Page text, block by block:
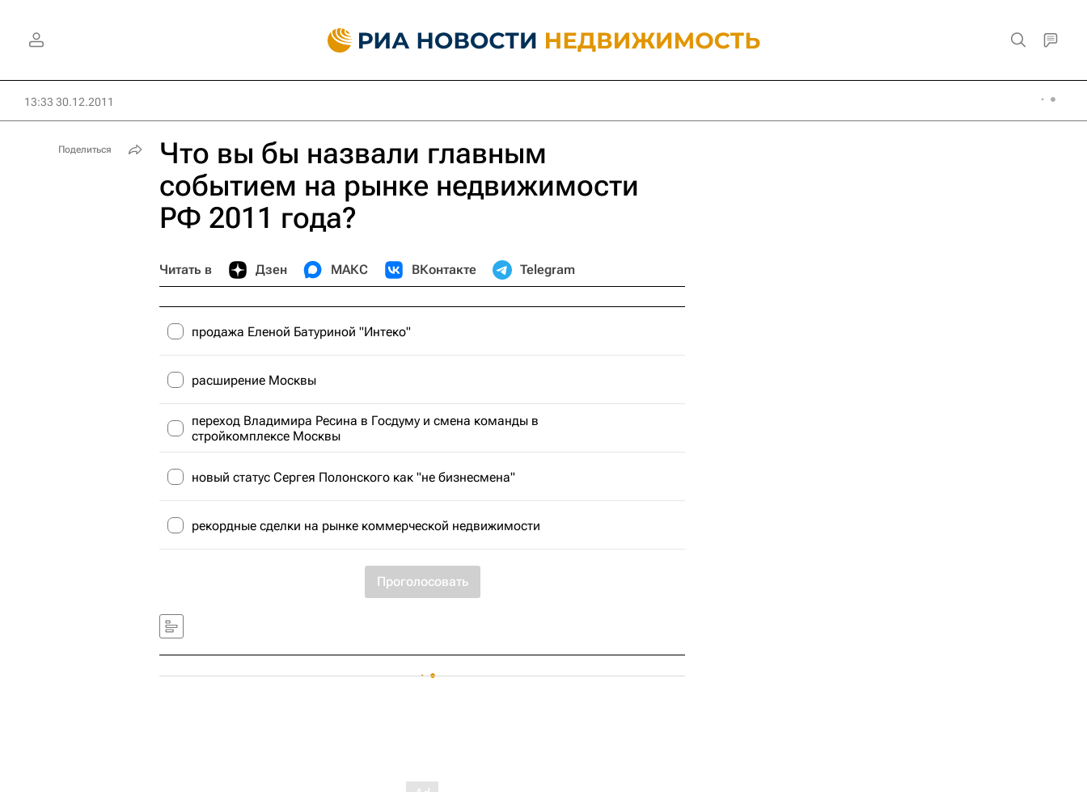
13:33 30.12.2011
Что вы бы назвали главным
событием на рынке недвижимости
РФ 2011 года?
Читать в Дзен МАКС ВКонтакте Telegram
продажа Еленой Батуриной "Интеко"
расширение Москвы
переход Владимира Ресина в Госдуму и смена команды в
стройкомплексе Москвы
новый статус Сергея Полонского как "не бизнесмена"
рекордные сделки на рынке коммерческой недвижимости
Проголосовать
Поделиться